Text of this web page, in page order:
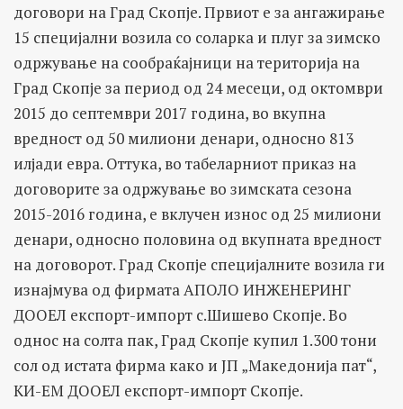
договори на Град Скопје. Првиот е за ангажирање
15 специјални возила со соларка и плуг за зимско
одржување на сообраќајници на територија на
Град Скопје за период од 24 месеци, од октомври
2015 до септември 2017 година, во вкупна
вредност од 50 милиони денари, односно 813
илјади евра. Оттука, во табеларниот приказ на
договорите за одржување во зимската сезона
2015-2016 година, е вклучен износ од 25 милиони
денари, односно половина од вкупната вредност
на договорот. Град Скопје специјалните возила ги
изнајмува од фирмата АПОЛО ИНЖЕНЕРИНГ
ДООЕЛ експорт-импорт с.Шишево Скопје. Во
однос на солта пак, Град Скопје купил 1.300 тони
сол од истата фирма како и ЈП „Македонија пат“,
КИ-ЕМ ДООЕЛ експорт-импорт Скопје.